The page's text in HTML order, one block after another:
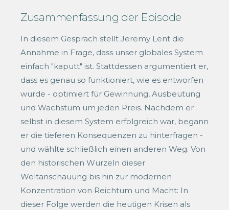
Zusammenfassung der Episode
In diesem Gespräch stellt Jeremy Lent die
Annahme in Frage, dass unser globales System
einfach "kaputt" ist. Stattdessen argumentiert er,
dass es genau so funktioniert, wie es entworfen
wurde - optimiert für Gewinnung, Ausbeutung
und Wachstum um jeden Preis. Nachdem er
selbst in diesem System erfolgreich war, begann
er die tieferen Konsequenzen zu hinterfragen -
und wählte schließlich einen anderen Weg. Von
den historischen Wurzeln dieser
Weltanschauung bis hin zur modernen
Konzentration von Reichtum und Macht: In
dieser Folge werden die heutigen Krisen als